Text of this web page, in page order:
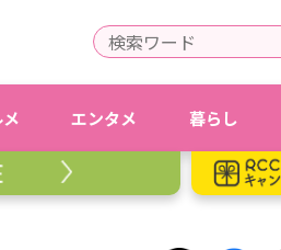
エンタメ 暮らし